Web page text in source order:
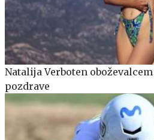
Natalija Verboten
pozdrave